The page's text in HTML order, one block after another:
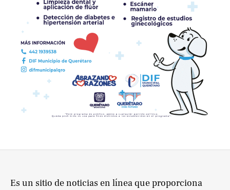
Es un sitio de noticias en línea que proporciona